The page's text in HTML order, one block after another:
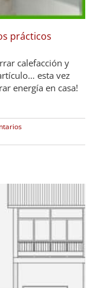
prácticos
calefacción y
esta vez
energía en casa!